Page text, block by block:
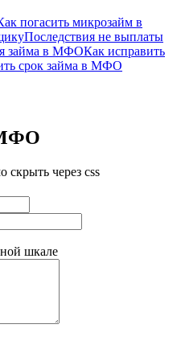
погасить микрозайм в
Последствия не выплаты
займа в МФОКак исправить
срок займа в МФО
МФО
скрыть через css
шкале